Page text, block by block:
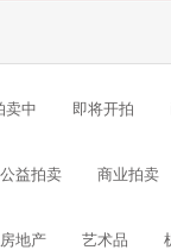
卖中 即将开拍
公益拍卖 商业拍卖
房地产 艺术品